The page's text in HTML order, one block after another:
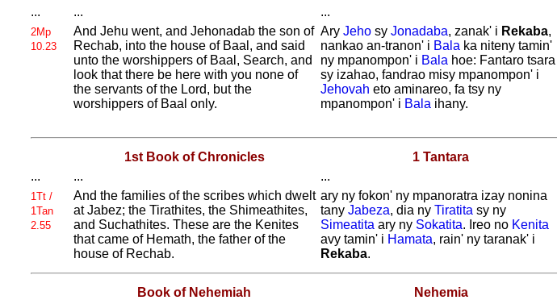
... ... ...
2Mp
10.23
And Jehu went, and Jehonadab the son of
Rechab, into the house of Baal, and said
unto the worshippers of Baal, Search, and
look that there be here with you none of
the servants of the Lord, but the
worshippers of Baal only.
Ary Jehosy Jonadaba, zanak' i Rekaba,
nankao an-tranon' i Bala ka niteny tamin'
ny mpanompon' i Bala hoe: Fantaro tsara
sy izahao, fandrao misy mpanompon' i
Jehovah eto aminareo, fa tsy ny
mpanompon' i Bala ihany.
1st Book of Chronicles 1 Tantara
...
... ...
1Tt /
1Tan
2.55
And the families of the scribes which dwelt
atJabez; the Tirathites, the Shimeathites,
and Suchathites. These are the Kenites
that came of Hemath, the father of the
house of Rechab.
ary ny fokon' ny mpanoratra izay nonina
tany Jabeza, dia ny Tiratita sy ny
Simeatita ary ny Sokatita. Ireo no Kenita
avy tamin' i Hamata, rain' ny taranak' i
Rekaba.
Book of Nehemiah Nehemia